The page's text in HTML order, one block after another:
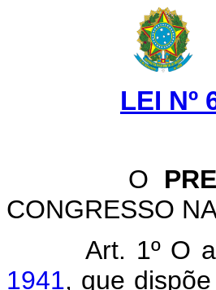
LEI Nº
O
CONGRESSO
Art. 1º O
1941, que